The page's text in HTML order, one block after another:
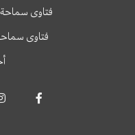
فتاوى
فتاوى
c